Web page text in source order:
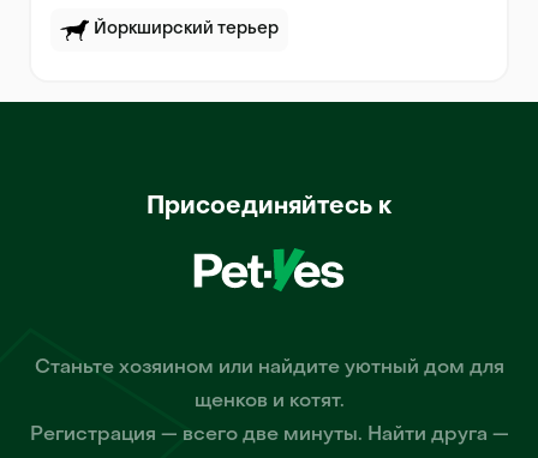
Йоркширский терьер
Присоединяйтесь к
Станьте хозяином или найдите уютный дом для
щенков и котят.
Регистрация — всего две минуты. Найти друга —